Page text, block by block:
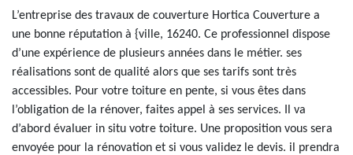
L’entreprise des travaux de couverture Hortica Couverture a
une bonne réputation à {ville, 16240. Ce professionnel dispose
d’une expérience de plusieurs années dans le métier. ses
réalisations sont de qualité alors que ses tarifs sont très
accessibles. Pour votre toiture en pente, si vous êtes dans
l’obligation de la rénover, faites appel à ses services. Il va
d’abord évaluer in situ votre toiture. Une proposition vous sera
envoyée pour la rénovation et si vous validez le devis. il prendra